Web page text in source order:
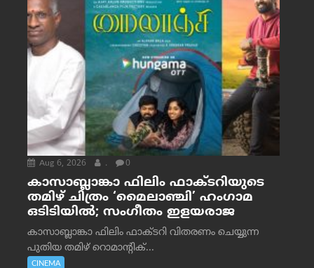
Aug 6, 2026 . 0
കാസാബ്ലാങ്കാ ഫിലിം ഫാക്ടറിയുടെ
തമിഴ് ചിത്രം ‘മൈലാഞ്ചി’ ഹംഗാമ
ഒടിടിയിൽ; സംഗീതം ഇളയരാജ
കാസാബ്ലാങ്കാ ഫിലിം ഫാക്ടറി വിതരണം ചെയ്യുന്ന
പുതിയ തമിഴ് റൊമാന്റിക്...
CINEMA